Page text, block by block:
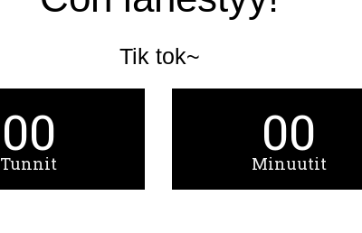
Tik tok~
00
Tunnit 00
Minuutit